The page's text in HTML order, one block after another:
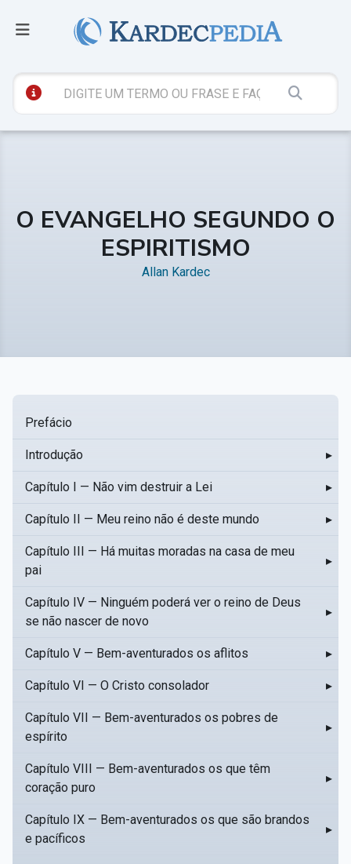
O EVANGELHO SEGUNDO O
ESPIRITISMO
Allan Kardec
Prefácio
Introdução ▸
Capítulo I — Não vim destruir a Lei ▸
Capítulo II — Meu reino não é deste mundo ▸
Capítulo III — Há muitas moradas na casa de meu
pai
▸
Capítulo IV — Ninguém poderá ver o reino de Deus
se não nascer de novo
▸
Capítulo V — Bem-aventurados os aflitos ▸
Capítulo VI — O Cristo consolador ▸
Capítulo VII — Bem-aventurados os pobres de
espírito
▸
Capítulo VIII — Bem-aventurados os que têm
coração puro
▸
Capítulo IX — Bem-aventurados os que são brandos
e pacíficos
▸